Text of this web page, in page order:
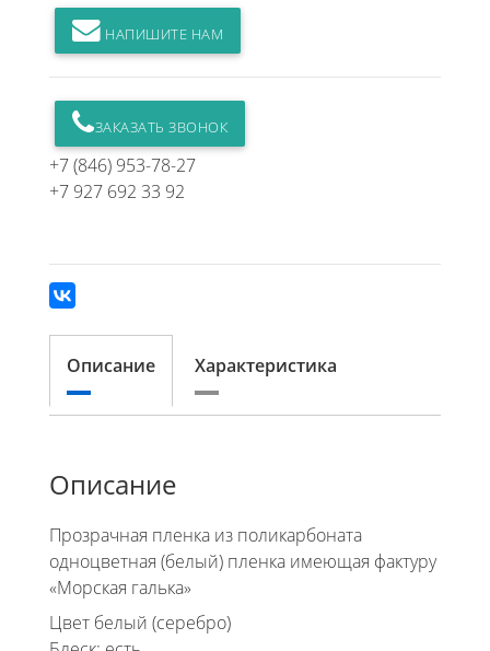
НАПИШИТЕ НАМ
ЗАКАЗАТЬ ЗВОНОК
+7 (846) 953-78-27
+7 927 692 33 92
Описание Характеристика
Описание
Прозрачная пленка из поликарбоната
одноцветная (белый) пленка имеющая фактуру
«Морская галька»
Цвет белый (серебро)